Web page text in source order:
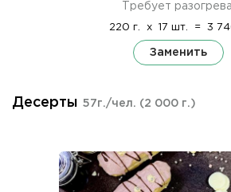
Требует разогрева.
220 г. x 17 шт. = 3
Заменить
Десерты 57г./чел. (2 000 г.)